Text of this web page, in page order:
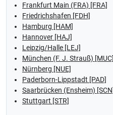
Frankfurt Main (FRA) [FRA]
Friedrichshafen [FDH]
Hamburg [HAM]
Hannover [HAJ]
Leipzig/Halle [LEJ]
München (F. J. Strauß) [MUC]
Nürnberg [NUE]
Paderborn-Lippstadt [PAD]
Saarbrücken (Ensheim) [SCN]
Stuttgart [STR]